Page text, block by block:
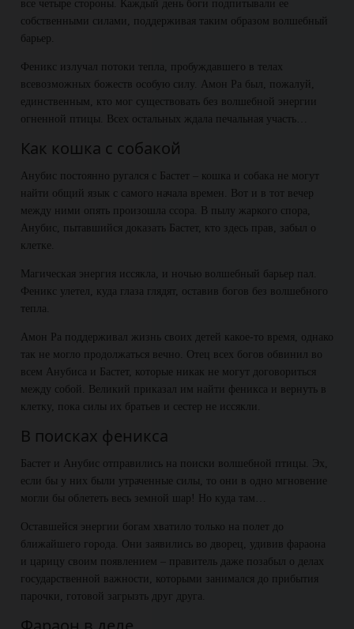
все четыре стороны. Каждый день боги подпитывали ее
собственными силами, поддерживая таким образом волшебный
барьер.
Феникс излучал потоки тепла, пробуждавшего в телах
всевозможных божеств особую силу. Амон Ра был, пожалуй,
единственным, кто мог существовать без волшебной энергии
огненной птицы. Всех остальных ждала печальная участь…
Как кошка с собакой
Анубис постоянно ругался с Бастет – кошка и собака не могут
найти общий язык с самого начала времен. Вот и в тот вечер
между ними опять произошла ссора. В пылу жаркого спора,
Анубис, пытавшийся доказать Бастет, кто здесь прав, забыл о
клетке.
Магическая энергия иссякла, и ночью волшебный барьер пал.
Феникс улетел, куда глаза глядят, оставив богов без волшебного
тепла.
Амон Ра поддерживал жизнь своих детей какое-то время, однако
так не могло продолжаться вечно. Отец всех богов обвинил во
всем Анубиса и Бастет, которые никак не могут договориться
между собой. Великий приказал им найти феникса и вернуть в
клетку, пока силы их братьев и сестер не иссякли.
В поисках феникса
Бастет и Анубис отправились на поиски волшебной птицы. Эх,
если бы у них были утраченные силы, то они в одно мгновение
могли бы облететь весь земной шар! Но куда там…
Оставшейся энергии богам хватило только на полет до
ближайшего города. Они заявились во дворец, удивив фараона
и царицу своим появлением – правитель даже позабыл о делах
государственной важности, которыми занимался до прибытия
парочки, готовой загрызть друг друга.